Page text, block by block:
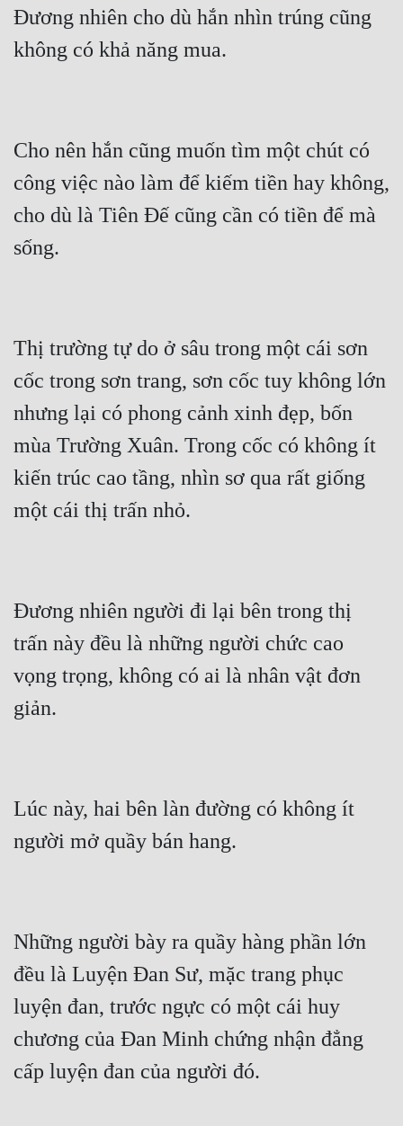
Cơ Trí
Sát Phạt Quyết Đoán
Điềm Đạm
Đương nhiên cho dù hắn nhìn trúng cũng
Cho nên hắn cũng muốn tìm một chút có
công việc nào làm để kiếm tiền hay không,
cho dù là Tiên Đế cũng cần có tiền để mà
Thị trường tự do ở sâu trong một cái sơn
cốc trong sơn trang, sơn cốc tuy không lớn
nhưng lại có phong cảnh xinh đẹp, bốn
mùa Trường Xuân. Trong cốc có không ít
kiến trúc cao tầng, nhìn sơ qua rất giống
Đương nhiên người đi lại bên trong thị
trấn này đều là những người chức cao
vọng trọng, không có ai là nhân vật đơn
Lúc này, hai bên làn đường có không ít
Những người bày ra quầy hàng phần lớn
đều là Luyện Đan Sư, mặc trang phục
luyện đan, trước ngực có một cái huy
chương của Đan Minh chứng nhận đẳng